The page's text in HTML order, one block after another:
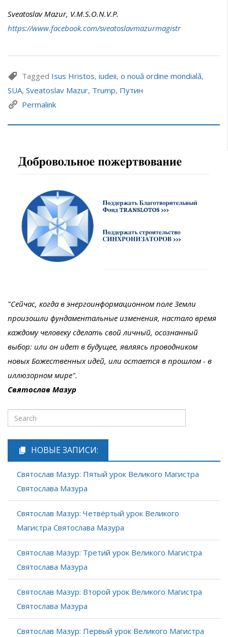
Sveatoslav Mazur, V.M.S.O.N.V.P.
https://www.facebook.com/sveatoslavmazurmagistr
Tagged Isus Hristos, iudeii, o nouă ordine mondială,
SUA, Sveatoslav Mazur, Trump, Путин
Permalink
"Сейчас, когда в энергоинформационном поле Земли
произошли фундаментальные изменения, настало время
каждому человеку сделать свой личный, осознанный
выбор: или он идет в будущее, являясь проводником
новых Божественных идей, или остается в прошлом - в
иллюзорном мире".
Святослав Мазур
НОВЫЕ ЗАПИСИ:
Святослав Мазур: Пятый урок Великого Магистра
Святослава Мазура
Святослав Мазур: Четвёртый урок Великого
Магистра Святослава Мазура
Святослав Мазур: Третий урок Великого Магистра
Святослава Мазура
Святослав Мазур: Второй урок Великого Магистра
Святослава Мазура
Святослав Мазур: Первый урок Великого Магистра